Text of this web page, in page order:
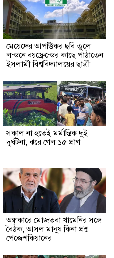
মেয়েদের আপত্তিকর ছবি তুলে
লন্ডনে বয়ফ্রেন্ডের কাছে পাঠাতেন
ইসলামী বিশ্ববিদ্যালয়ের ছাত্রী
সকাল না হতেই মর্মান্তিক দুই
দুর্ঘটনা, ঝরে গেল ১৫ প্রাণ
অন্ধকারে মোজতবা খামেনির সঙ্গে
বৈঠক, আসল মানুষ কিনা প্রশ্ন
পেজেশকিয়ানের